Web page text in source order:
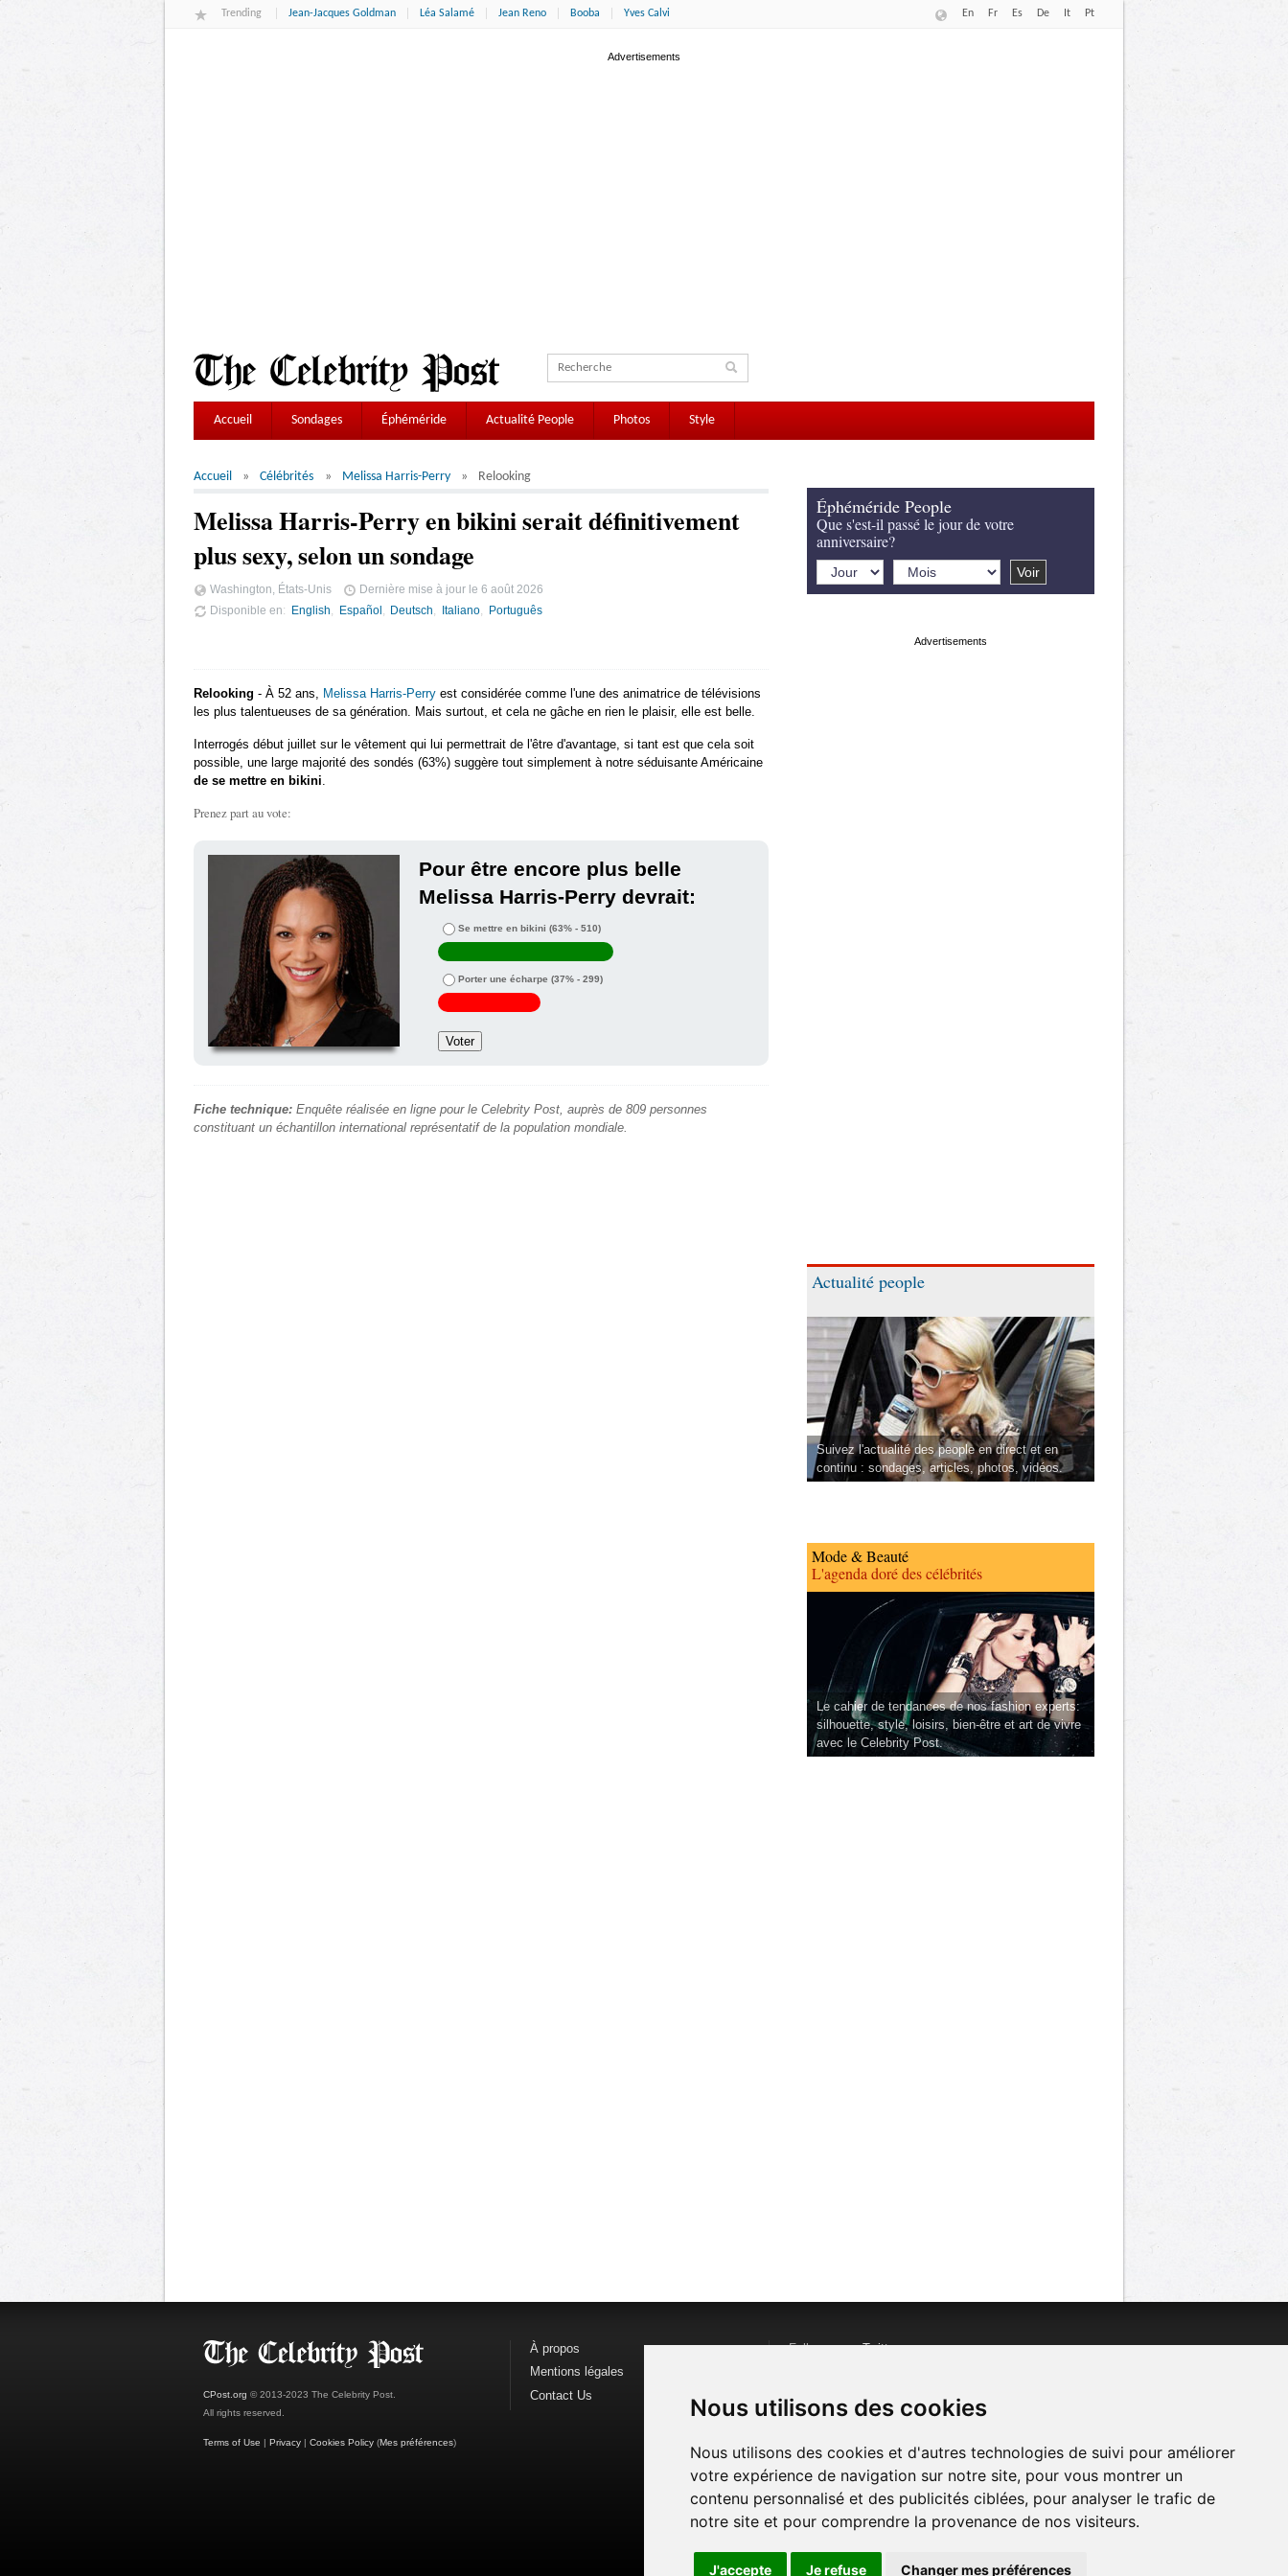
Nous utilisons des cookies
Nous utilisons des cookies et d'autres technologies de suivi pour améliorer
votre expérience de navigation sur notre site, pour vous montrer un
contenu personnalisé et des publicités ciblées, pour analyser le trafic de
notre site et pour comprendre la provenance de nos visiteurs.
J'accepte Je refuse Changer mes préférences
Trending Jean-Jacques Goldman Léa Salamé Jean Reno Booba Yves Calvi En Fr Es De It Pt
Accueil Sondages Éphéméride Actualité People Photos Style
Accueil Célébrités Melissa Harris-Perry Relooking
Melissa Harris-Perry en bikini serait définitivement
plus sexy, selon un sondage
Washington, États-Unis Dernière mise à jour le 6 août 2026
Disponible en
English Español Deutsch Italiano Português
Relooking - À 52 ans, Melissa Harris-Perry est considérée comme l'une des animatrice de télévisions
les plus talentueuses de sa génération. Mais surtout, et cela ne gâche en rien le plaisir, elle est belle.
Interrogés début juillet sur le vêtement qui lui permettrait de l'être d'avantage, si tant est que cela soit
possible, une large majorité des sondés (63%) suggère tout simplement à notre séduisante Américaine
de se mettre en bikini
Prenez part au vote:
Pour être encore plus belle
Melissa Harris-Perry devrait:
Se mettre en bikini (63% - 510)
Porter une écharpe (37% - 299)
Fiche technique: Enquête réalisée en ligne pour le Celebrity Post, auprès de 809 personnes
constituant un échantillon international représentatif de la population mondiale.
Éphéméride People
Que s'est-il passé le jour de votre
anniversaire?
Actualité people
Suivez l'actualité des people en direct et en
continu : sondages, articles, photos, vidéos.
Mode & Beauté
L'agenda doré des célébrités
Le cahier de tendances de nos fashion experts:
silhouette, style, loisirs, bien-être et art de vivre
avec le Celebrity Post.
CPost.org © 2013-2023 The Celebrity Post.
All rights reserved.
Terms of Use | Privacy | Cookies Policy (Mes préférences)
À propos
Mentions légales
Contact Us
Follow us onTwitter
Watch us on